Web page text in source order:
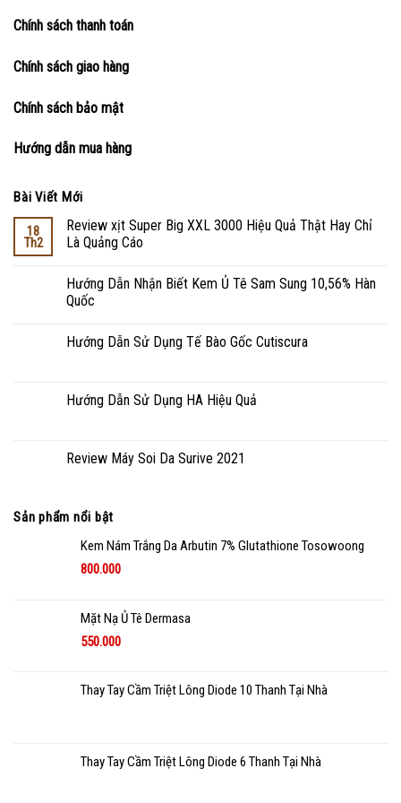
Chính sách thanh toán
Chính sách giao hàng
Chính sách bảo mật
Hướng dẫn mua hàng
Bài Viết Mới
18
Th2
Review xịt Super Big XXL 3000 Hiệu Quả Thật Hay Chỉ
Là Quảng Cáo
Hướng Dẫn Nhận Biết Kem Ủ Tê Sam Sung 10,56% Hàn
Quốc
Hướng Dẫn Sử Dụng Tế Bào Gốc Cutiscura
Hướng Dẫn Sử Dụng HA Hiệu Quả
Review Máy Soi Da Surive 2021
Sản phẩm nổi bật
Kem Nám Trắng Da Arbutin 7% Glutathione Tosowoong
800.000
Mặt Nạ Ủ Tê Dermasa
550.000
Thay Tay Cầm Triệt Lông Diode 10 Thanh Tại Nhà
Thay Tay Cầm Triệt Lông Diode 6 Thanh Tại Nhà